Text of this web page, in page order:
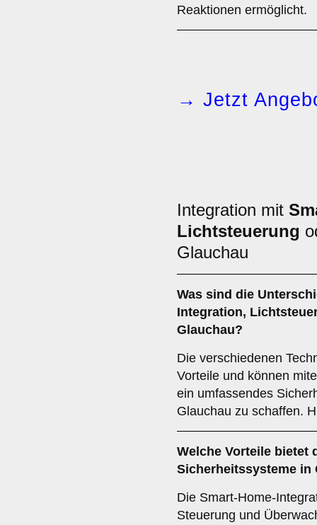
Reaktionen ermöglicht.
→ Jetzt
Integration mit
Lichtsteuerung
Glauchau
Was sind die
Integration,
Glauchau?
Die verschiedenen
Vorteile und können
ein umfassendes
Glauchau zu schaffen.
Welche Vorteile bietet
Sicherheitssysteme in
Die Smart-Home-
Steuerung und